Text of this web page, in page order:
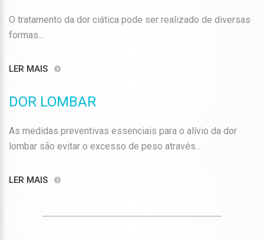
O tratamento da dor ciática pode ser realizado de diversas
formas...
LER MAIS
DOR LOMBAR
As medidas preventivas essenciais para o alívio da dor
lombar são evitar o excesso de peso através...
LER MAIS